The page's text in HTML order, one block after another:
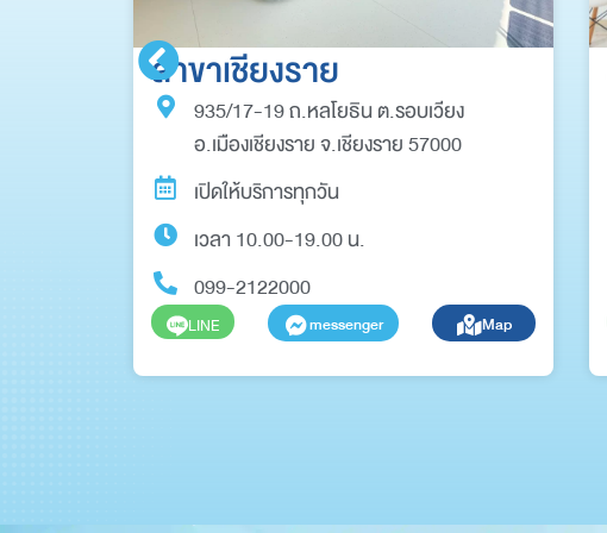
สาขาเชียงราย
935/17-19 ถ.หลโยธิน ต.รอบเวียง
อ.เมืองเชียงราย จ.เชียงราย 57000
เปิดให้บริการทุกวัน
เวลา 10.00-19.00 น.
099-2122000
LINE messenger Map